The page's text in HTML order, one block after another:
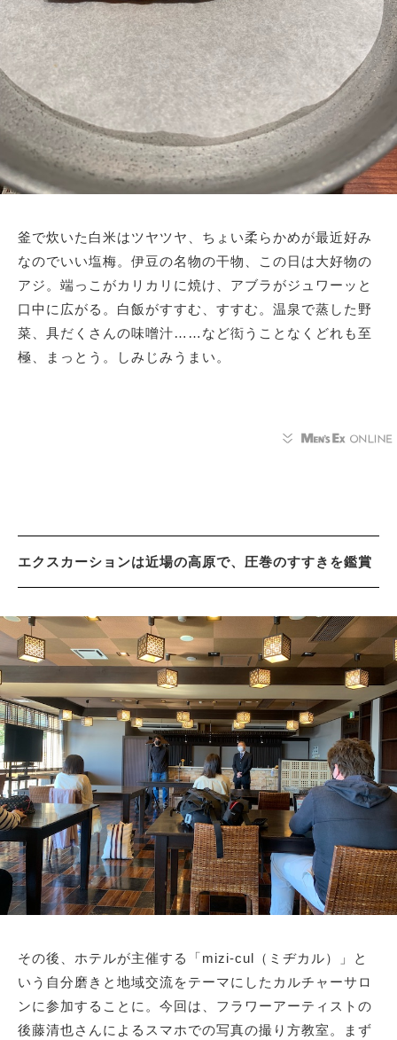
釜で炊いた白米はツヤツヤ、ちょい柔らかめが最近好み
なのでいい塩梅。伊豆の名物の干物、この日は大好物の
アジ。端っこがカリカリに焼け、アブラがジュワーッと
口中に広がる。白飯がすすむ、すすむ。温泉で蒸した野
菜、具だくさんの味噌汁……など衒うことなくどれも至
極、まっとう。しみじみうまい。
エクスカーションは近場の高原で、圧巻のすすきを鑑賞
その後、ホテルが主催する「mizi-cul（ミヂカル）」と
いう自分磨きと地域交流をテーマにしたカルチャーサロ
ンに参加することに。今回は、フラワーアーティストの
後藤清也さんによるスマホでの写真の撮り方教室。まず